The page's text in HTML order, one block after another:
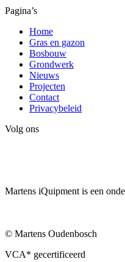
Pagina’s
Home
Gras en gazon
Bosbouw
Grondwerk
Nieuws
Projecten
Contact
Privacybeleid
Volg ons
Martens iQuipment is een
© Martens Oudenbosch
VCA* gecertificeerd